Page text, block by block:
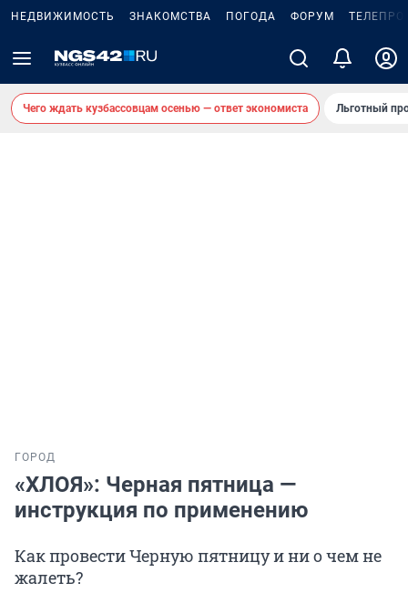
НЕДВИЖИМОСТЬ ЗНАКОМСТВА ПОГОДА ФОРУМ
Чего ждать кузбассовцам осенью — ответ экономиста Льготный
ГОРОД
«ХЛОЯ»: Черная пятница —
инструкция по применению
Как провести Черную пятницу и ни о чем не
жалеть?